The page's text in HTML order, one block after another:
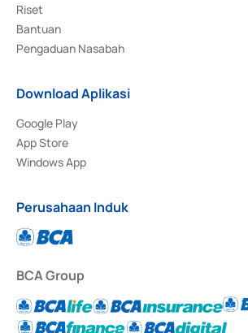
Riset
Bantuan
Pengaduan Nasabah
Download Aplikasi
Google Play
App Store
Windows App
Perusahaan Induk
BCA Group